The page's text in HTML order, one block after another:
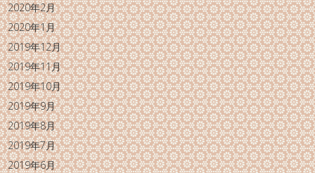
2020年2月
2020年1月
2019年12月
2019年11月
2019年10月
2019年9月
2019年8月
2019年7月
2019年6月